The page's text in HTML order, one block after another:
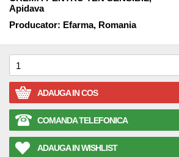
Apidava
Producator: Efarma, Romania
ADAUGA IN COS
COMANDA TELEFONICA
ADAUGA IN WISHLIST